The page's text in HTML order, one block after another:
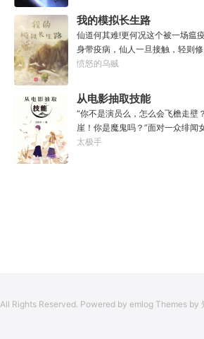
源，心怀能观想星海的奇异神宫
年以后。“我现在的飞行速度是
是……”李源在距蓝星表层约180公
冰冷眸子盯着昏暗虚空尽头那条
大物：“你，应该是所有入侵半神
我的模拟长生路
仙道何其难!更何况这个被一场瘟
身带疫病，仙人一旦接触，轻则
于是仙凡永隔；仙法不可同修，整
凡尘中打滚，蹉跎一生。好在临
化真为假，将真实的人生转为黄粱
于是，李凡开始了他的漫漫长生
载终权倾天下，但却遍寻世间而
得见仙人痕迹。第三世，李凡殚
愤怒的乌贼
从电影抽取技能
“你不是演员么，怎么会飞檐走壁
崖！你是魔鬼吗？”面对一众绯闻
影片中获得的绝技：【龙象般若
太极手
All Rights Reserved. Powered by emlog Themes by